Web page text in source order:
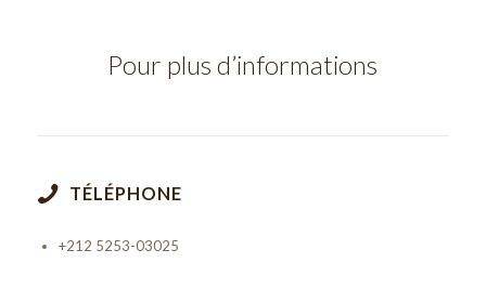
Pour plus d’informations
TÉLÉPHONE
+212 5253-03025